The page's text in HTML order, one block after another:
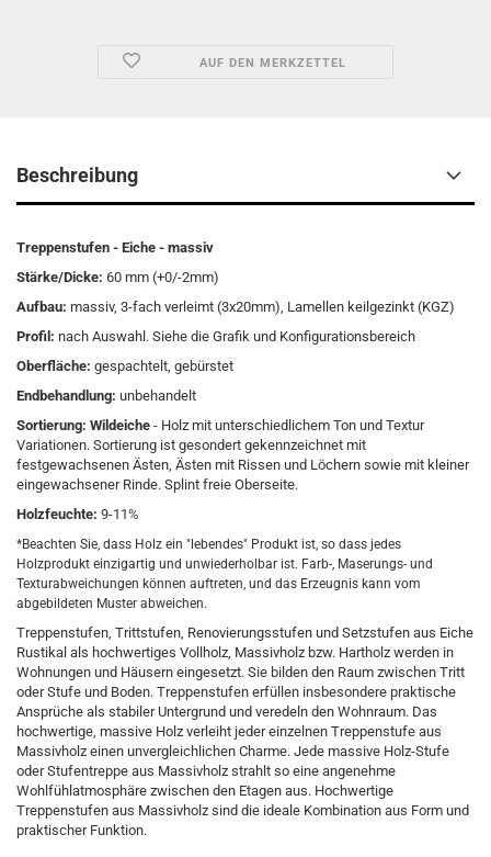
AUF DEN MERKZETTEL
Beschreibung
Treppenstufen - Eiche - massiv
Stärke/Dicke: 60 mm (+0/-2mm)
Aufbau: massiv, 3-fach verleimt (3x20mm), Lamellen keilgezinkt (KGZ)
Profil: nach Auswahl. Siehe die Grafik und Konfigurationsbereich
Oberfläche: gespachtelt, gebürstet
Endbehandlung: unbehandelt
Sortierung: Wildeiche - Holz mit unterschiedlichem Ton und Textur
Variationen. Sortierung ist gesondert gekennzeichnet mit
festgewachsenen Ästen, Ästen mit Rissen und Löchern sowie mit kleiner
eingewachsener Rinde. Splint freie Oberseite.
Holzfeuchte: 9-11%
*Beachten Sie, dass Holz ein "lebendes" Produkt ist, so dass jedes
Holzprodukt einzigartig und unwiederholbar ist. Farb-, Maserungs- und
Texturabweichungen können auftreten, und das Erzeugnis kann vom
abgebildeten Muster abweichen.
Treppenstufen, Trittstufen, Renovierungsstufen und Setzstufen aus Eiche
Rustikal als hochwertiges Vollholz, Massivholz bzw. Hartholz werden in
Wohnungen und Häusern eingesetzt. Sie bilden den Raum zwischen Tritt
oder Stufe und Boden. Treppenstufen erfüllen insbesondere praktische
Ansprüche als stabiler Untergrund und veredeln den Wohnraum. Das
hochwertige, massive Holz verleiht jeder einzelnen Treppenstufe aus
Massivholz einen unvergleichlichen Charme. Jede massive Holz-Stufe
oder Stufentreppe aus Massivholz strahlt so eine angenehme
Wohlfühlatmosphäre zwischen den Etagen aus. Hochwertige
Treppenstufen aus Massivholz sind die ideale Kombination aus Form und
praktischer Funktion.